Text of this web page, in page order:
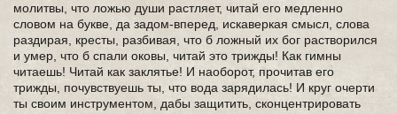
молитвы, что ложью души растляет, читай его медленно
словом на букве, да задом-вперед, искаверкая смысл, слова
раздирая, кресты, разбивая, что б ложный их бог растворился
и умер, что б спали оковы, читай это трижды! Как гимны
читаешь! Читай как заклятье! И наоборот, прочитав его
трижды, почувствуешь ты, что вода зарядилась! И круг очерти
ты своим инструментом, дабы защитить, сконцентрировать